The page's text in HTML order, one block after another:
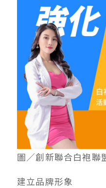
圖／創新聯合白袍聯
建立品牌形象